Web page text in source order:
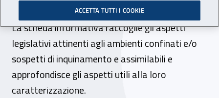
caratterizzazione
La scheda informativa raccoglie gli aspetti
legislativi attinenti agli ambienti confinati e/o
sospetti di inquinamento e assimilabili e
approfondisce gli aspetti utili alla loro
caratterizzazione.
ACCETTA TUTTI I COOKIE